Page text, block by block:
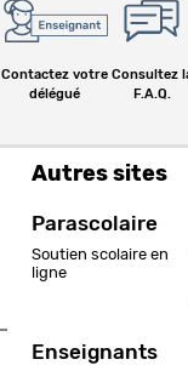
Contactez votre
délégué
Consultez
F.A.Q.
Autres sites
Parascolaire
Soutien scolaire en
ligne
Enseignants